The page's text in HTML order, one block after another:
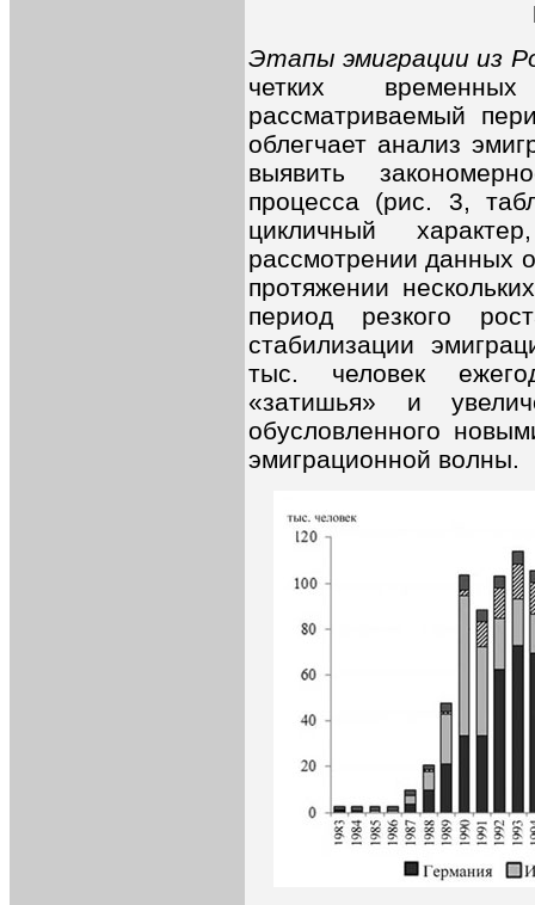
Этапы эмиграции из
четких
рассматриваемый
облегчает анализ
выявить
процесса (рис. 3,
цикличный
рассмотрении данных
протяжении
период резкого
стабилизации
тыс. человек
«затишья» и
обусловленного
эмиграционной волны.